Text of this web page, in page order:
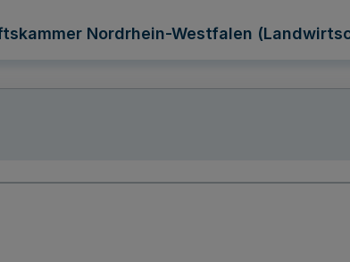
Nordrhein-Westfalen